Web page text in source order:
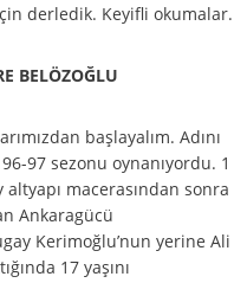
derledik. Keyifli okumalar.
BELÖZOĞLU
başlayalım. Adını
97 sezonu oynanıyordu. 1
macerasından sonra
Ankaragücü
Kerimoğlu’nun yerine Ali
17 yaşını